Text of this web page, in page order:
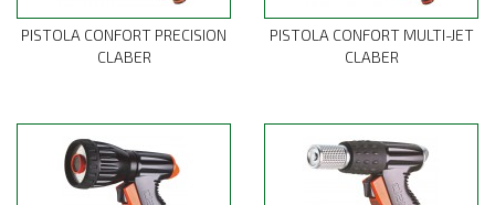
PISTOLA CONFORT PRECISION
CLABER
PISTOLA CONFORT MULTI-JET
CLABER